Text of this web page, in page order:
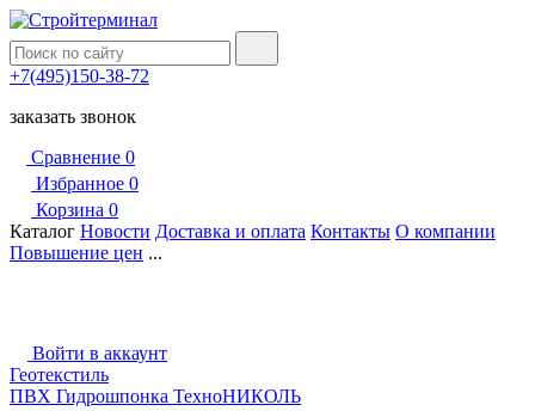
+7(495)150-38-72
заказать звонок
Сравнение 0
Избранное 0
Корзина 0
Каталог Новости Доставка и оплата Контакты О компании
Повышение цен ...
Войти в аккаунт
Геотекстиль
ПВХ Гидрошпонка ТехноНИКОЛЬ